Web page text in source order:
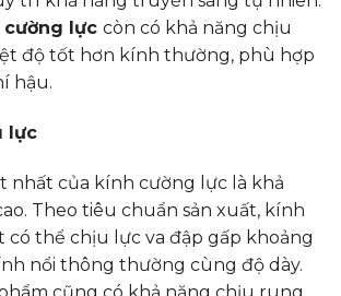
cường lực còn có khả năng chịu
độ tốt hơn kính thường, phù hợp
hậu.
lực
nhất của kính cường lực là khả
Theo tiêu chuẩn sản xuất, kính
có thể chịu lực va đập gấp khoảng
nổi thông thường cùng độ dày.